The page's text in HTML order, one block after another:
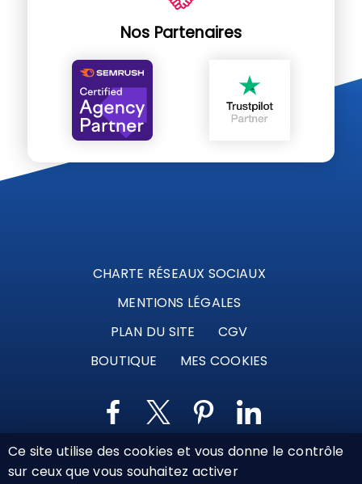
Nos Partenaires
CHARTE RÉSEAUX SOCIAUX
MENTIONS LÉGALES
PLAN DU SITE
CGV
BOUTIQUE
MES COOKIES
Marque déposée © Agence Web Attichy, Compiègne,
Ce site utilise des cookies et vous donne le contrôle
sur ceux que vous souhaitez activer